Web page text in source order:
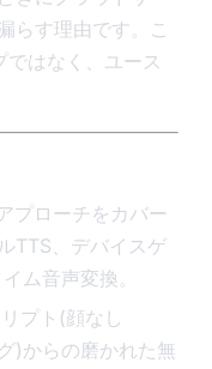
らす理由です。こ
はなく、ユース
プローチをカバー
TTS、デバイスゲ
ム音声変換。
プト(顔なし
)からの磨かれた無